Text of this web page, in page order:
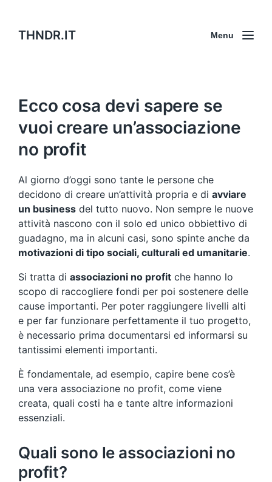
THNDR.IT Menu
Ecco cosa devi sapere se
vuoi creare un’associazione
no profit
Al giorno d’oggi sono tante le persone che
decidono di creare un’attività propria e di avviare
un business del tutto nuovo. Non sempre le nuove
attività nascono con il solo ed unico obbiettivo di
guadagno, ma in alcuni casi, sono spinte anche da
motivazioni di tipo sociali, culturali ed umanitarie.
Si tratta di associazioni no profit che hanno lo
scopo di raccogliere fondi per poi sostenere delle
cause importanti. Per poter raggiungere livelli alti
e per far funzionare perfettamente il tuo progetto,
è necessario prima documentarsi ed informarsi su
tantissimi elementi importanti.
È fondamentale, ad esempio, capire bene cos’è
una vera associazione no profit, come viene
creata, quali costi ha e tante altre informazioni
essenziali.
Quali sono le associazioni no
profit?